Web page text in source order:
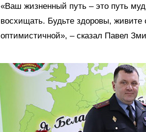
«Ваш жизненный путь – это путь
восхищать. Будьте здоровы, живите
оптимистичной», – сказал Павел